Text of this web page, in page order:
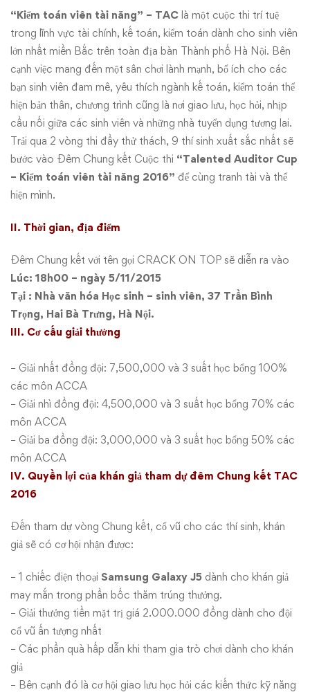
“Kiểm toán viên tài năng” – TAC là một cuộc thi trí tuệ
trong lĩnh vực tài chính, kế toán, kiểm toán dành cho sinh viên
lớn nhất miền Bắc trên toàn địa bàn Thành phố Hà Nội. Bên
cạnh việc mang đến một sân chơi lành mạnh, bổ ích cho các
bạn sinh viên đam mê, yêu thích ngành kế toán, kiểm toán thể
hiện bản thân, chương trình cũng là nơi giao lưu, học hỏi, nhịp
cầu nối giữa các sinh viên và những nhà tuyển dụng tương lai.
Trải qua 2 vòng thi đầy thử thách, 9 thí sinh xuất sắc nhất sẽ
bước vào Đêm Chung kết Cuộc thi “Talented Auditor Cup
– Kiểm toán viên tài năng 2016” để cùng tranh tài và thể
hiện mình.
II. Thời gian, địa điểm
Đêm Chung kết với tên gọi CRACK ON TOP sẽ diễn ra vào
Lúc: 18h00 – ngày 5/11/2015
Tại : Nhà văn hóa Học sinh – sinh viên, 37 Trần Bình
Trọng, Hai Bà Trưng, Hà Nội.
III. Cơ cấu giải thưởng
– Giải nhất đồng đội: 7,500,000 và 3 suất học bổng 100%
các môn ACCA
– Giải nhì đồng đội: 4,500,000 và 3 suất học bổng 70% các
môn ACCA
– Giải ba đồng đội: 3,000,000 và 3 suất học bổng 50% các
môn ACCA
IV. Quyền lợi của khán giả tham dự đêm Chung kết TAC
2016
Đến tham dự vòng Chung kết, cổ vũ cho các thí sinh, khán
giả sẽ có cơ hội nhận được:
– 1 chiếc điện thoại Samsung Galaxy J5 dành cho khán giả
may mắn trong phần bốc thăm trúng thưởng.
– Giải thưởng tiền mặt trị giá 2.000.000 đồng dành cho đội
cổ vũ ấn tượng nhất
– Các phần quà hấp dẫn khi tham gia trò chơi dành cho khán
giả
– Bên cạnh đó là cơ hội giao lưu học hỏi các kiến thức kỹ năng